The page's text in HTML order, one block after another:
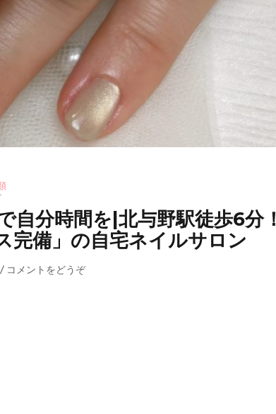
分時間を|北与野駅徒歩6分！
完備」の自宅ネイルサロン
/ コメントをどうぞ